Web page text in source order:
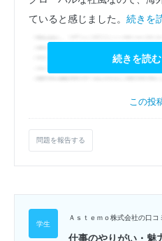
ていると感じました。 続きを
続きを読む
この投
問題を報告する
Ａｓｔｅｍｏ株式会社の口コ
仕事のやりがい・魅